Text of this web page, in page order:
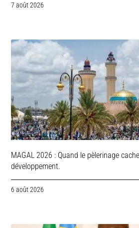
7 août 2026
MAGAL 2026 : Quand le pèlerinage
développement.
6 août 2026